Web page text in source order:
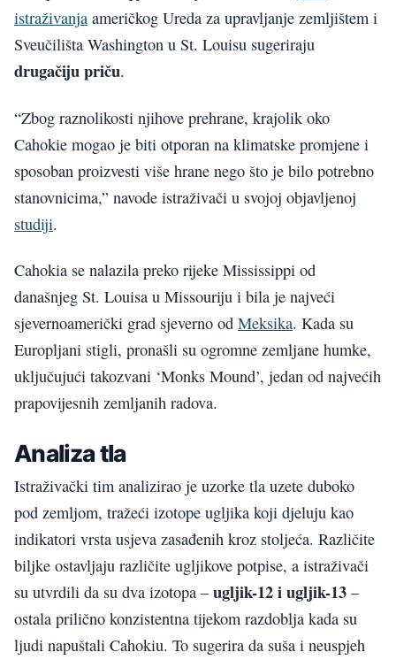
istraživanja američkog Ureda za upravljanje zemljištem i
Sveučilišta Washington u St. Louisu sugeriraju
drugačiju priču.
“Zbog raznolikosti njihove prehrane, krajolik oko
Cahokie mogao je biti otporan na klimatske promjene i
sposoban proizvesti više hrane nego što je bilo potrebno
stanovnicima,” navode istraživači u svojoj objavljenoj
studiji.
Cahokia se nalazila preko rijeke Mississippi od
današnjeg St. Louisa u Missouriju i bila je najveći
sjevernoamerički grad sjeverno od Meksika. Kada su
Europljani stigli, pronašli su ogromne zemljane humke,
uključujući takozvani ‘Monks Mound’, jedan od najvećih
prapovijesnih zemljanih radova.
Analiza tla
Istraživački tim analizirao je uzorke tla uzete duboko
pod zemljom, tražeći izotope ugljika koji djeluju kao
indikatori vrsta usjeva zasađenih kroz stoljeća. Različite
biljke ostavljaju različite ugljikove potpise, a istraživači
su utvrdili da su dva izotopa –ugljik-12 i ugljik-13 –
ostala prilično konzistentna tijekom razdoblja kada su
ljudi napuštali Cahokiu. To sugerira da suša i neuspjeh